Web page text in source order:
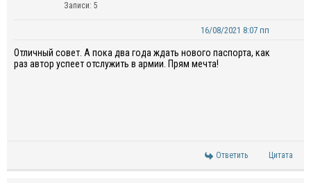
Записи: 5
16/08/2021 8:07 пп
Отличный совет. А пока два года ждать нового паспорта, как
раз автор успеет отслужить в армии. Прям мечта!
Ответить Цитата